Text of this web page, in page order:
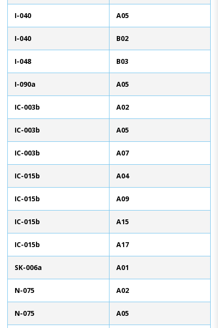
I-040 A05
I-040 B02
I-048 B03
I-090a A05
IC-003b A02
IC-003b A05
IC-003b A07
IC-015b A04
IC-015b A09
IC-015b A15
IC-015b A17
SK-006a A01
N-075 A02
N-075 A05